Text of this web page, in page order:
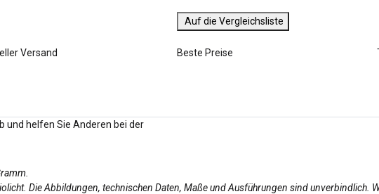
Auf die Vergleichsliste
Versand Beste Preise
und helfen Sie Anderen bei der
Die Abbildungen, technischen Daten, Maße und Ausführungen sind unverbindlich.